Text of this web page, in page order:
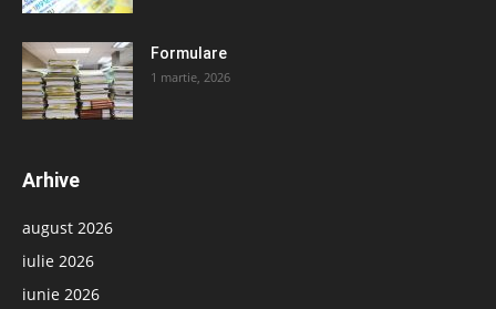
Formulare
1 martie, 2026
Arhive
august 2026
iulie 2026
iunie 2026